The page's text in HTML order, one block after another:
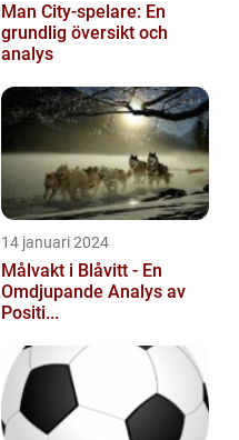
Man City-spelare: En
grundlig översikt och
analys
14 januari 2024
Målvakt i Blåvitt - En
Omdjupande Analys av
Positi...